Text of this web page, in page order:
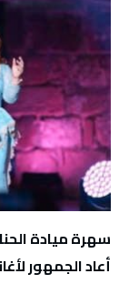
سهرة ميادة
أعاد الجمهور